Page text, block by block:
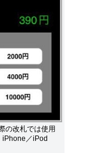
の改札では使用
iPhone／iPod